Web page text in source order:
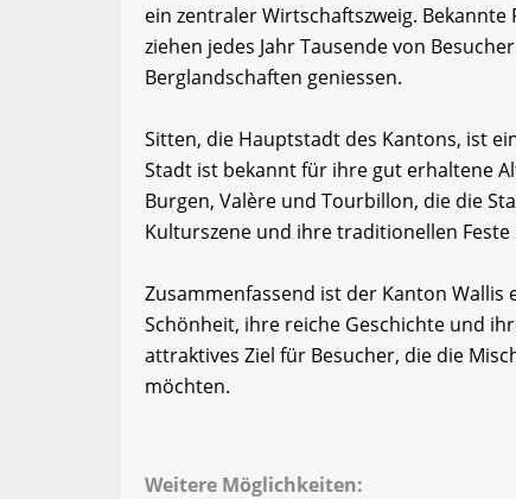
ein zentraler Wirtschaftszweig.
ziehen jedes Jahr Tausende von
Berglandschaften geniessen.
Sitten, die Hauptstadt des Kantons, ist
Stadt ist bekannt für ihre gut erhaltene
Burgen, Valère und Tourbillon, die die
Kulturszene und ihre traditionellen
Zusammenfassend ist der Kanton
Schönheit, ihre reiche Geschichte und
attraktives Ziel für Besucher, die die
möchten.
Weitere Möglichkeiten: